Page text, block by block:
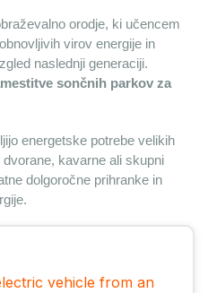
orodje, ki učencem
virov energije in
naslednji generaciji.
sončnih parkov za
energetske potrebe velikih
kavarne ali skupni
dolgoročne prihranke in
vehicle from an